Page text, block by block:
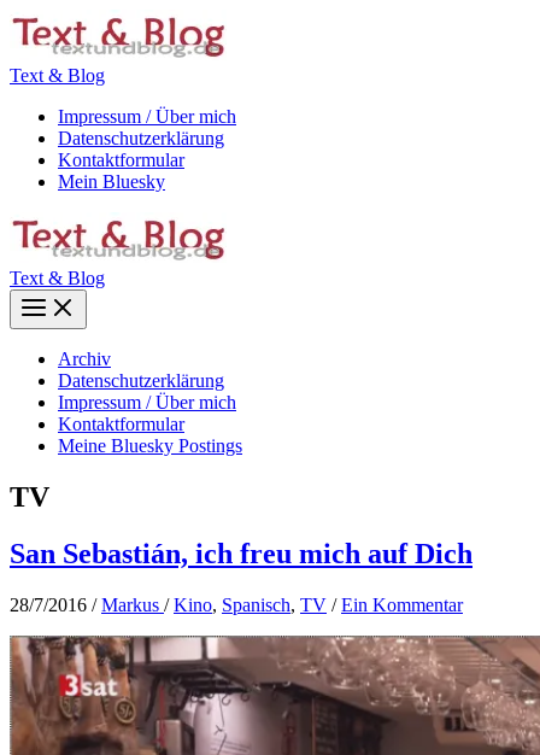
Zum
Inhalt
Text & Blog
Impressum / Über mich
Datenschutzerklärung
Kontaktformular
Mein Bluesky
Text & Blog
Main
Menu
Archiv
Datenschutzerklärung
Impressum / Über mich
Kontaktformular
Meine Bluesky Postings
TV
San Sebastián, ich freu mich auf Dich
28/7/2016 /Markus /Kino, Spanisch, TV /Ein Kommentar